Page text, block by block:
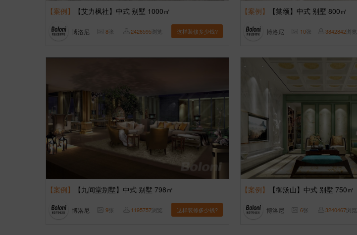
【案例】 【艾力枫社】中式 别墅 1000㎡
博洛尼 8张 2426595浏览 这样装修多少钱?
【案例】 【棠颂】中式 别墅 800㎡
博洛尼 10张 3842842浏览
【案例】 【九间堂别墅】中式 别墅 798㎡
博洛尼 9张 1195757浏览 这样装修多少钱?
【案例】 【御汤山】中式 别墅 750㎡
博洛尼 6张 3240467浏览